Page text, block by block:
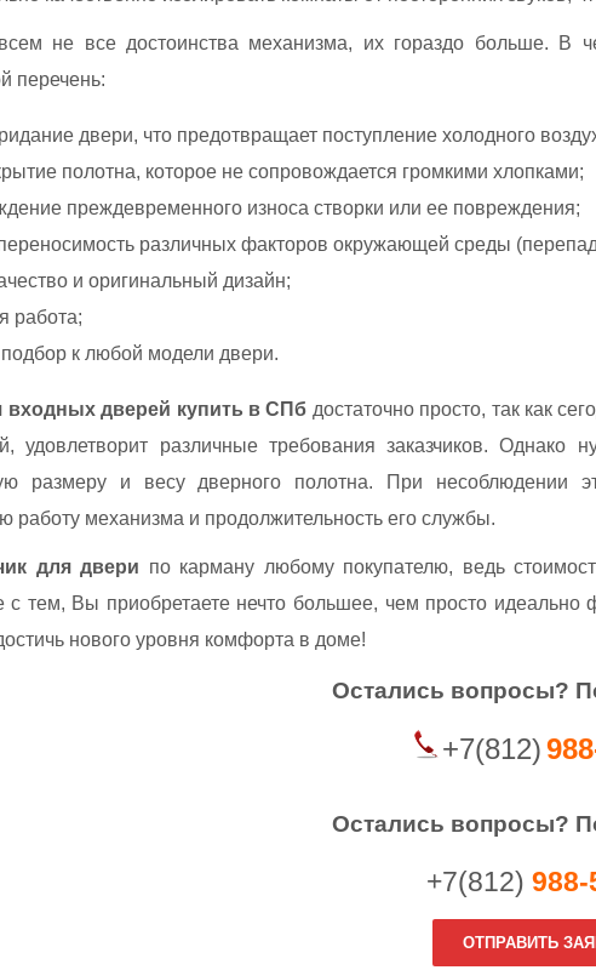
не все достоинства механизма, их гораздо больше. В
перечень:
двери, что предотвращает поступление холодного
полотна, которое не сопровождается громкими хлопками;
преждевременного износа створки или ее повреждения;
различных факторов окружающей среды
и оригинальный дизайн;
работа;
к любой модели двери.
входных дверей купить в СПб достаточно просто, так как
удовлетворит различные требования заказчиков.
размеру и весу дверного полотна. При несоблюдении
работу механизма и продолжительность его службы.
для двери по карману любому покупателю, ведь
с тем, Вы приобретаете нечто большее, чем просто
нового уровня комфорта в доме!
Остались вопросы? П
+7(812)
Остались вопросы?
+7(812) 988-
ОТПРАВИТЬ